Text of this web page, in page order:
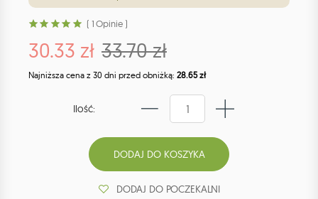
( 1 Opinie )
30.33 zł 33.70 zł
Najniższa cena z 30 dni przed obniżką: 28.65 zł
Ilość:
DODAJ DO POCZEKALNI